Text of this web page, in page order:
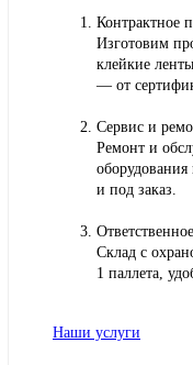
Контрактное
Изготовим
клейкие
— от
Сервис и
Ремонт и
и под заказ.
Склад с
1 паллета,
Наши услуги